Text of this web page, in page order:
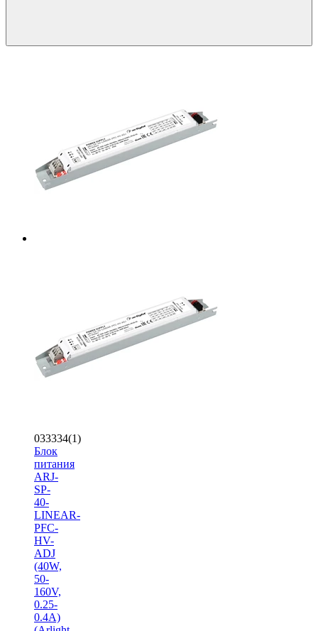
033334(1)
Блок
питания
ARJ-
SP-
40-
LINEAR-
PFC-
HV-
ADJ
(40W,
50-
160V,
0.25-
0.4A)